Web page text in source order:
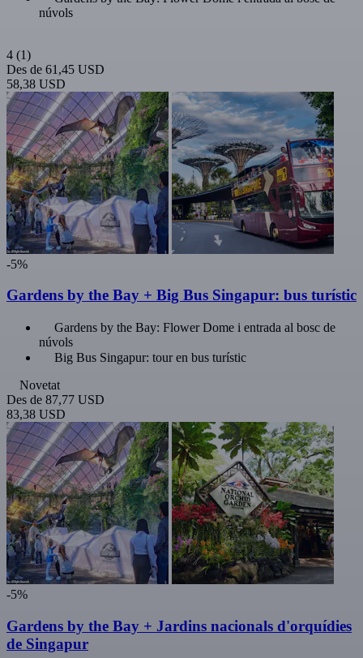
núvols
4 (1)
Des de 61,45 USD
58,38 USD
-5%
Gardens by the Bay + Big Bus Singapur: bus turístic
Gardens by the Bay: Flower Dome i entrada al bosc de
núvols
Big Bus Singapur: tour en bus turístic
Novetat
Des de 87,77 USD
83,38 USD
-5%
Gardens by the Bay + Jardins nacionals d'orquídies
de Singapur